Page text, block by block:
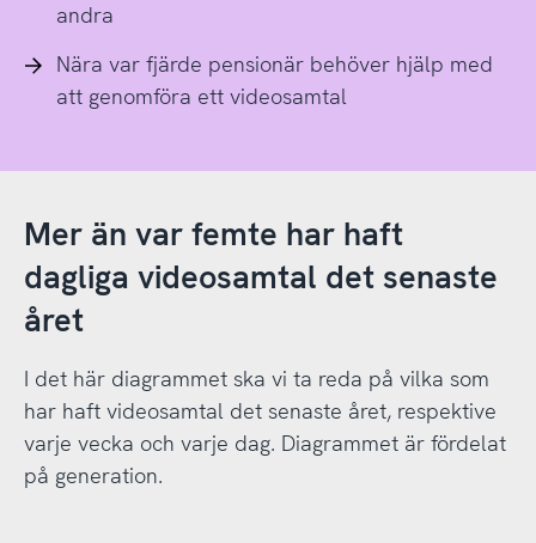
andra
Nära var fjärde pensionär behöver hjälp med
att genomföra ett videosamtal
Mer än var femte har haft
dagliga videosamtal det senaste
året
I det här diagrammet ska vi ta reda på vilka som
har haft videosamtal det senaste året, respektive
varje vecka och varje dag. Diagrammet är fördelat
på generation.